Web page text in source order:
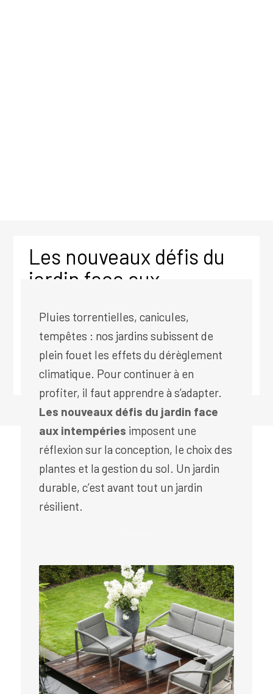
Les nouveaux défis du
jardin face aux
Publication : 17 février 2026
Dernière modification : 16 juin 2026
Pluies torrentielles, canicules,
tempêtes : nos jardins subissent de
plein fouet les effets du dérèglement
climatique. Pour continuer à en
profiter, il faut apprendre à s’adapter.
Les nouveaux défis du jardin face
aux intempéries imposent une
réflexion sur la conception, le choix des
plantes et la gestion du sol. Un jardin
durable, c’est avant tout un jardin
résilient.